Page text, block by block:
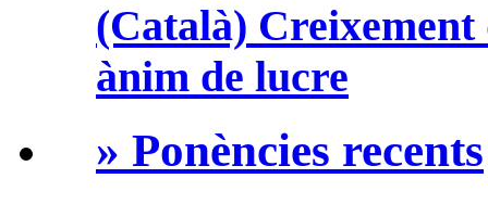
(Català) Creixement
ànim de lucre
» Ponències recents